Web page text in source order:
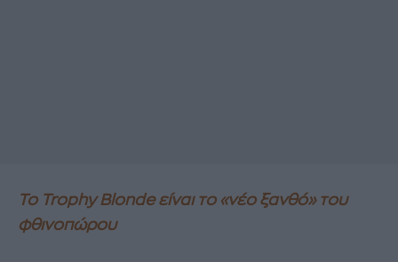
Το Trophy Blonde είναι το «νέο ξανθό» του
φθινοπώρου